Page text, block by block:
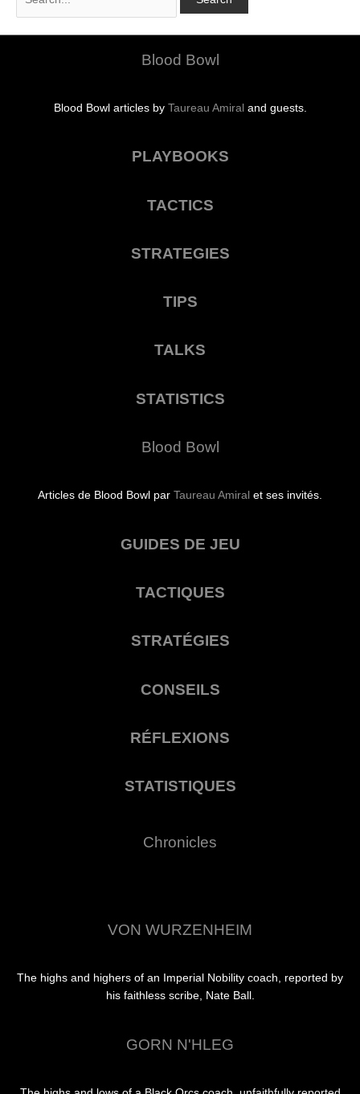
for:
Blood Bowl
Blood Bowl articles by Taureau Amiral and guests.
PLAYBOOKS
TACTICS
STRATEGIES
TIPS
TALKS
STATISTICS
Blood Bowl
Articles de Blood Bowl par Taureau Amiral et ses invités.
GUIDES DE JEU
TACTIQUES
STRATÉGIES
CONSEILS
RÉFLEXIONS
STATISTIQUES
Chronicles
VON WURZENHEIM
The highs and highers of an Imperial Nobility coach, reported by
his faithless scribe, Nate Ball.
GORN N'HLEG